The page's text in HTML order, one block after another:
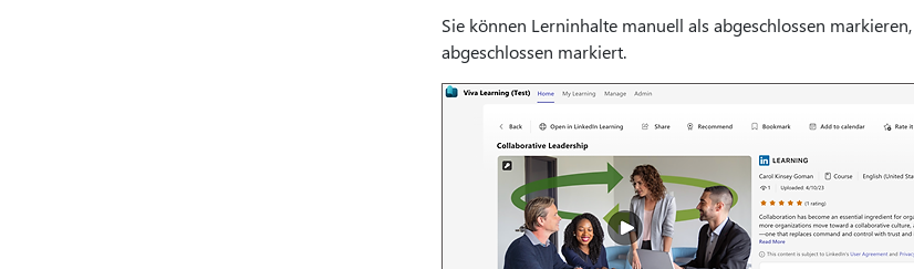
Sie können Lerninhalte manuell als abgeschlossen
abgeschlossen markiert.